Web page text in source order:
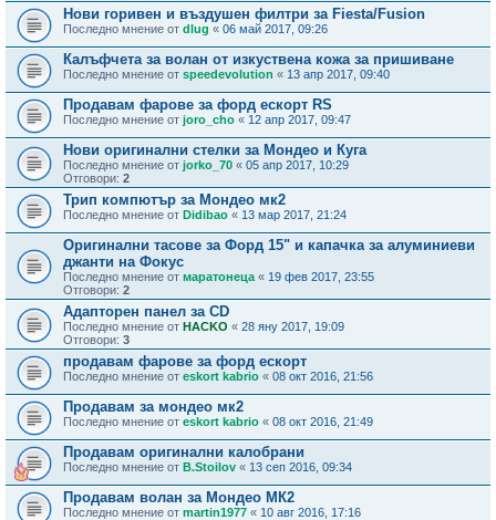
Нови горивен и въздушен филтри за Fiesta/Fusion
Последно мнение от dlug « 06 май 2017, 09:26
Калъфчета за волан от изкуствена кожа за пришиване
Последно мнение от speedevolution « 13 апр 2017, 09:40
Продавам фарове за форд ескорт RS
Последно мнение от joro_cho « 12 апр 2017, 09:47
Нови оригинални стелки за Мондео и Куга
Последно мнение от jorko_70 « 05 апр 2017, 10:29
Отговори: 2
Трип компютър за Мондео мк2
Последно мнение от Didibao « 13 мар 2017, 21:24
Оригинални тасове за Форд 15" и капачка за алуминиеви
джанти на Фокус
Последно мнение от маратонеца « 19 фев 2017, 23:55
Отговори: 2
Адапторен панел за CD
Последно мнение от HACKO « 28 яну 2017, 19:09
Отговори: 3
продавам фарове за форд ескорт
Последно мнение от eskort kabrio « 08 окт 2016, 21:56
Продавам за мондео мк2
Последно мнение от eskort kabrio « 08 окт 2016, 21:49
Продавам оригинални калобрани
Последно мнение от B.Stoilov « 13 сеп 2016, 09:34
Продавам волан за Мондео МК2
Последно мнение от martin1977 « 10 авг 2016, 17:16